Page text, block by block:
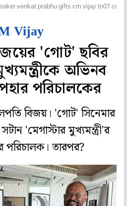
venkat prabhu gifts cm vijay tn07 cm
Vijay
'গোট' ছবির
অভিনব
পরিচালকের
বিজয়। 'গোট' সিনেমার
'মেগাস্টার মুখ্যমন্ত্রী'র
পরিচালক। তারপর?